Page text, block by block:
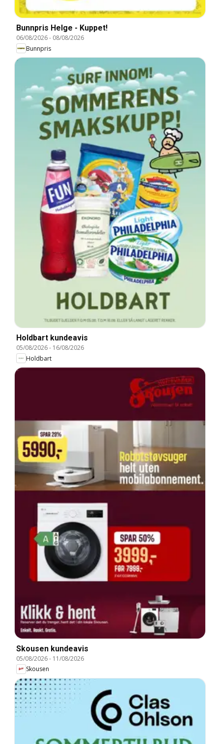
Bunnpris Helge - Kuppet!
06/08/2026- 08/08/2026
Bunnpris
Holdbart kundeavis
05/08/2026- 16/08/2026
Holdbart
Skousen kundeavis
05/08/2026- 11/08/2026
Skousen